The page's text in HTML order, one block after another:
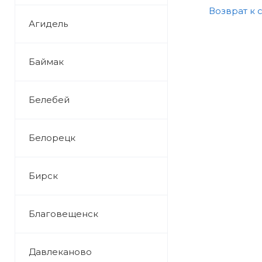
Агидель
Баймак
Белебей
Белорецк
Бирск
Благовещенск
Давлеканово
Возврат к